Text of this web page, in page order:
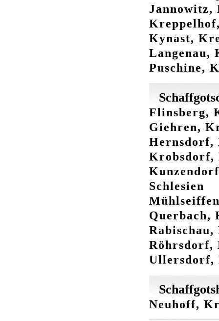
Jannowitz,
Kynast,
Langenau,
Puschine,
Flinsberg,
Giehren,
Hernsdorf,
Krobsdorf,
Schlesien
Querbach,
Rabischau,
Röhrsdorf,
Ullersdorf,
Neuhoff,